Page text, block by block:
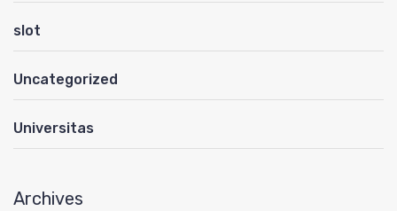
slot
Uncategorized
Universitas
Archives